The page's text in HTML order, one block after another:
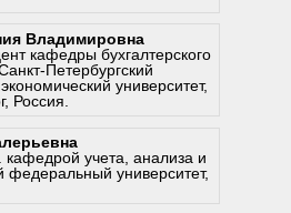
финансовые
и инновации.
в
и финансовой сфере.
систем.
интеллект и
в финансах.
контракты.
отчетности.
налоговом
и бухгалтерская
в финансовой
и решения.
и надзор за
банков.
аналитика и управление
эпоху.
инвестициями.
финансовых
больших
кадров для цифровой
в финансах, учете и
финансовых инноваций:
и партнерство.
тенденции развития
Владимировна
кафедры бухгалтерского
Петербургский
университет,
Россия.
кафедрой учета, анализа и
федеральный университет,